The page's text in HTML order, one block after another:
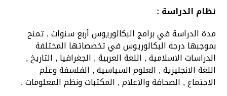
نظام الدراسة :
مدة الدراسة في برامج البكالوريوس أربع سنوات , تمنح
بموجبها درجة البكالوريوس في تخصصاتها المختلفة
الدراسات الاسلامية , اللغة العربية , الجغرافيا , التاريخ ,
اللغة الانجليزية , العلوم السياسية , الفلسفة وعلم
الاجتماع , الصحافة والاعلام , المكتبات ونظم المعلومات .